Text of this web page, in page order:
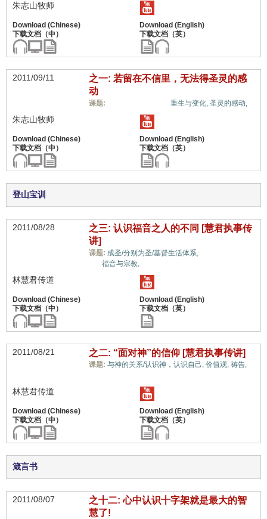
朱志山牧师
2011/09/11
之一: 若留在不信里，无法得圣灵的感
动
课题: 重生与变化, 圣灵的感动,
朱志山牧师
登山宝训
2011/08/28
之三: 认识福音之人的不同 [慧君执事传
讲]
课题: 成圣/分别为圣/基督生活体系,
福音与宗教,
林慧君传道
2011/08/21 之二: “面对神”的信仰 [慧君执事传讲]
课题: 与神的关系/认识神，认识自己, 价值观, 祷告,
林慧君传道
箴言书
2011/08/07
之十二: 心中认识十字架就是最大的智
慧了!